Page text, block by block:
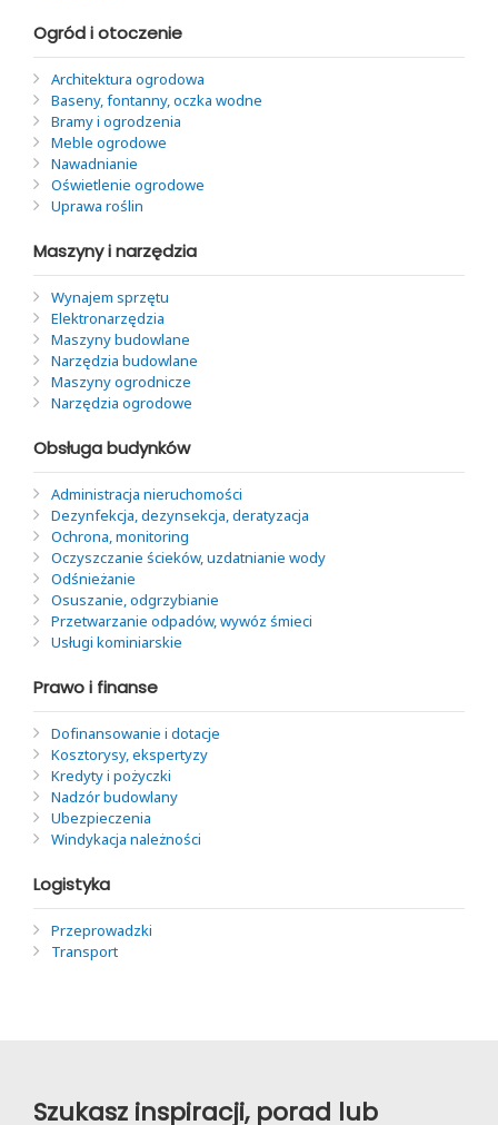
Ogród i otoczenie
Architektura ogrodowa
Baseny, fontanny, oczka wodne
Bramy i ogrodzenia
Meble ogrodowe
Nawadnianie
Oświetlenie ogrodowe
Uprawa roślin
Maszyny i narzędzia
Wynajem sprzętu
Elektronarzędzia
Maszyny budowlane
Narzędzia budowlane
Maszyny ogrodnicze
Narzędzia ogrodowe
Obsługa budynków
Administracja nieruchomości
Dezynfekcja, dezynsekcja, deratyzacja
Ochrona, monitoring
Oczyszczanie ścieków, uzdatnianie wody
Odśnieżanie
Osuszanie, odgrzybianie
Przetwarzanie odpadów, wywóz śmieci
Usługi kominiarskie
Prawo i finanse
Dofinansowanie i dotacje
Kosztorysy, ekspertyzy
Kredyty i pożyczki
Nadzór budowlany
Ubezpieczenia
Windykacja należności
Logistyka
Przeprowadzki
Transport
Szukasz inspiracji, porad lub